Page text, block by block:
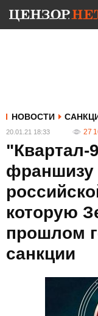
НОВОСТИ
20.01.21 18:33 27
"Квартал-
франшизу
которую
прошлом
санкции